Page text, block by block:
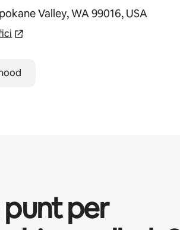
Valley, WA 99016, USA
punt per